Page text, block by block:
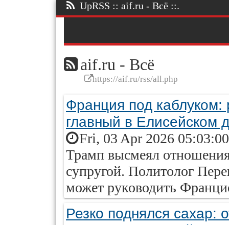
UpRSS :: aif.ru - Всё ::.
aif.ru - Всё
https://aif.ru/rss/all.php
Франция под каблуком:
главный в Елисейском
Fri, 03 Apr 2026
Трамп высмеял
супругой. Политолог
может руководить
Резко поднялся сахар: